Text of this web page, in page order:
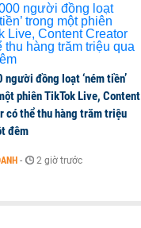
đồng loạt ‘ném tiền’
phiên TikTok Live, Content
có thể thu hàng trăm triệu
đêm
- 2 giờ trước